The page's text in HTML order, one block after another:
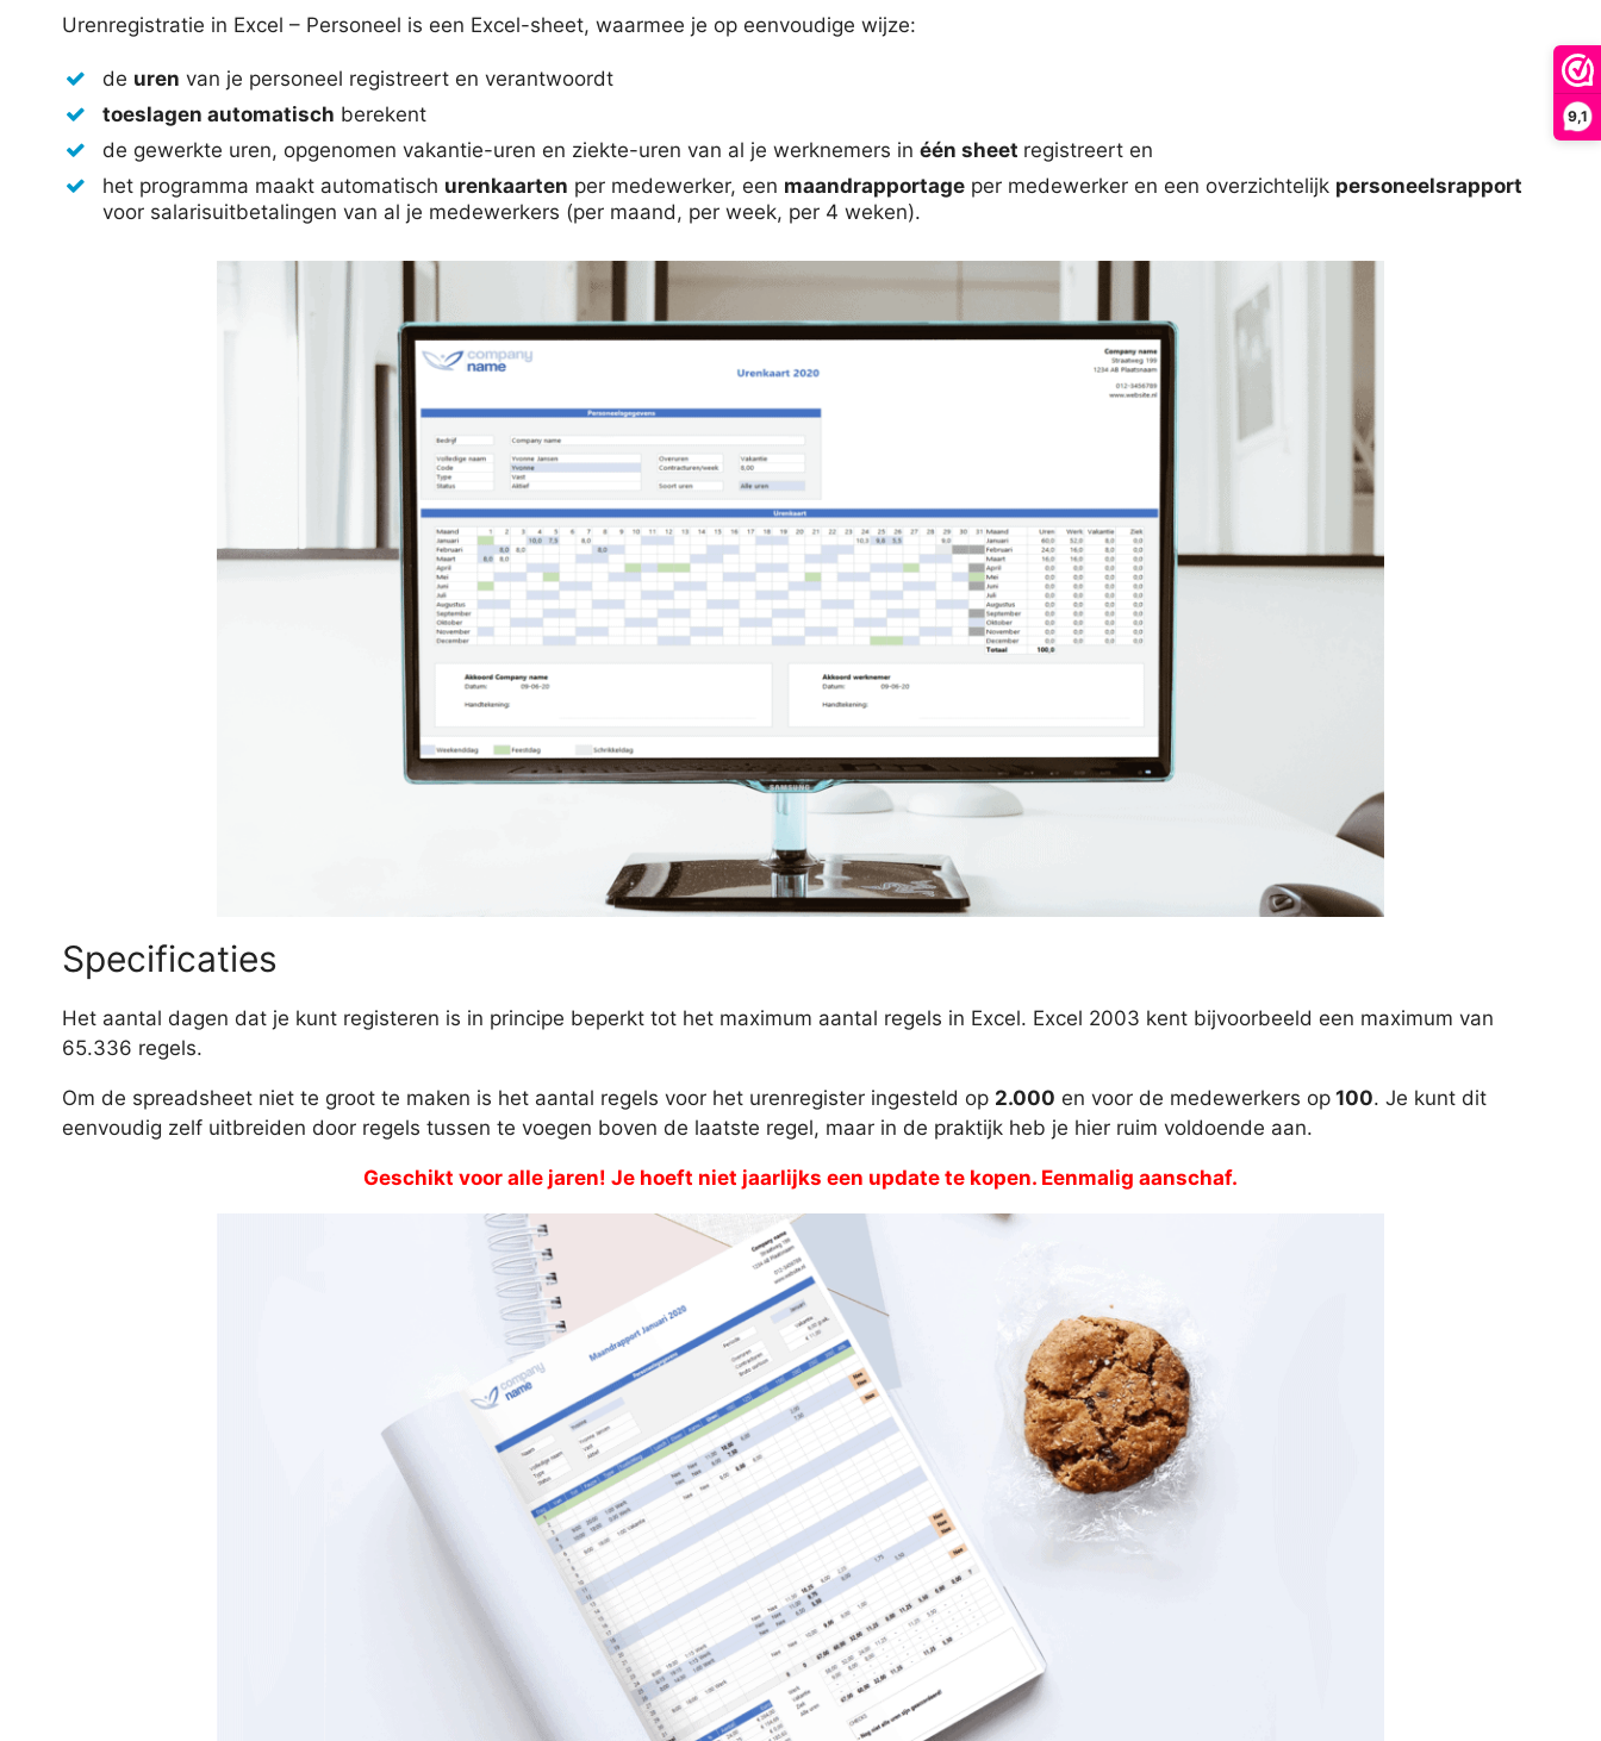
9,1
Urenregistratie in Excel – Personeel is een Excel-sheet, waarmee je op eenvoudige wijze:
de uren van je personeel registreert en verantwoordt
toeslagen automatisch berekent
de gewerkte uren, opgenomen vakantie-uren en ziekte-uren van al je werknemers in één sheet registreert en
het programma maakt automatisch urenkaarten per medewerker, een maandrapportage per medewerker en een overzichtelijk personeelsrapport
voor salarisuitbetalingen van al je medewerkers (per maand, per week, per 4 weken).
Specificaties
Het aantal dagen dat je kunt registeren is in principe beperkt tot het maximum aantal regels in Excel. Excel 2003 kent bijvoorbeeld een maximum van
65.336 regels.
Om de spreadsheet niet te groot te maken is het aantal regels voor het urenregister ingesteld op 2.000 en voor de medewerkers op 100. Je kunt dit
eenvoudig zelf uitbreiden door regels tussen te voegen boven de laatste regel, maar in de praktijk heb je hier ruim voldoende aan.
Geschikt voor alle jaren! Je hoeft niet jaarlijks een update te kopen. Eenmalig aanschaf.